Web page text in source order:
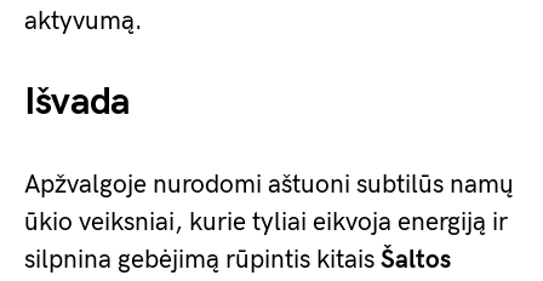
aktyvumą.
Išvada
Apžvalgoje nurodomi aštuoni subtilūs namų
ūkio veiksniai, kurie tyliai eikvoja energiją ir
silpnina gebėjimą rūpintis kitais Šaltos